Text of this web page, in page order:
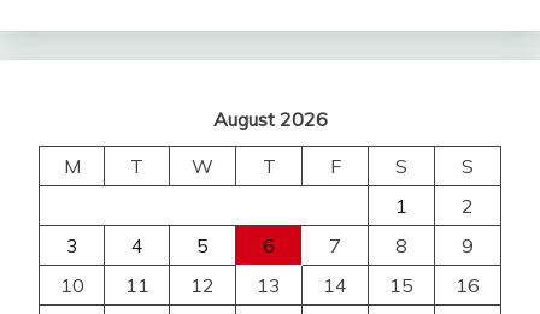
August 2026
M
T W T F S
S
1
2
3
4 5 6 7 8
9
10
11 12 13 14 15
16